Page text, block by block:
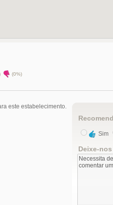
(0%)
este estabelecimento.
Sim
Deixe-